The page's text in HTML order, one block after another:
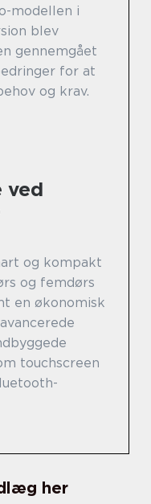
modellen i
blev
gennemgået
for at
og krav.
ved
og kompakt
og femdørs
en økonomisk
touchscreen
her